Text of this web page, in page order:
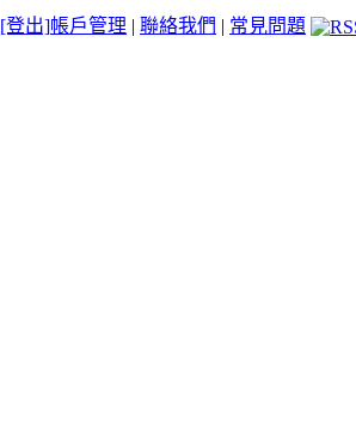
[登出]帳戶管理 | 聯絡我們 | 常見問題